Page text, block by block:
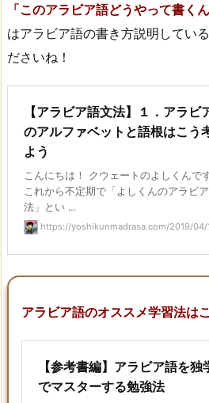
「このアラビア語どうやって書く
はアラビア語の書き方説明してい
ださいね！
【アラビア語文法】１．アラビ
のアルファベットと語根はこう
よう
こんにちは！ クウェートのよしくんで
これから不定期で「よしくんのアラビ
法」とい ...
https://yoshikunmadrasa.com/2019/04/
アラビア語のオススメ学習法は
【参考書編】アラビア語を独
でマスターする勉強法